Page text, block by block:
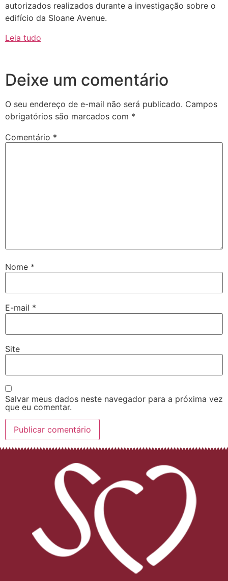
autorizados realizados durante a investigação sobre o
edifício da Sloane Avenue.
Leia tudo
Deixe um comentário
O seu endereço de e-mail não será publicado. Campos
obrigatórios são marcados com *
Comentário *
Nome *
E-mail *
Site
Salvar meus dados neste navegador para a próxima vez
que eu comentar.